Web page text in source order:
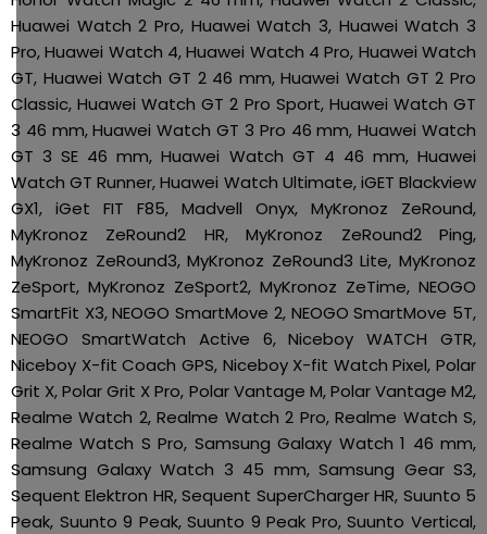
Huawei Watch 2 Pro, Huawei Watch 3, Huawei Watch 3
Pro, Huawei Watch 4, Huawei Watch 4 Pro, Huawei Watch
GT, Huawei Watch GT 2 46 mm, Huawei Watch GT 2 Pro
Classic, Huawei Watch GT 2 Pro Sport, Huawei Watch GT
3 46 mm, Huawei Watch GT 3 Pro 46 mm, Huawei Watch
GT 3 SE 46 mm, Huawei Watch GT 4 46 mm, Huawei
Watch GT Runner, Huawei Watch Ultimate, iGET Blackview
GX1, iGet FIT F85, Madvell Onyx, MyKronoz ZeRound,
MyKronoz ZeRound2 HR, MyKronoz ZeRound2 Ping,
MyKronoz ZeRound3, MyKronoz ZeRound3 Lite, MyKronoz
ZeSport, MyKronoz ZeSport2, MyKronoz ZeTime, NEOGO
SmartFit X3, NEOGO SmartMove 2, NEOGO SmartMove 5T,
NEOGO SmartWatch Active 6, Niceboy WATCH GTR,
Niceboy X-fit Coach GPS, Niceboy X-fit Watch Pixel, Polar
Grit X, Polar Grit X Pro, Polar Vantage M, Polar Vantage M2,
Realme Watch 2, Realme Watch 2 Pro, Realme Watch S,
Realme Watch S Pro, Samsung Galaxy Watch 1 46 mm,
Samsung Galaxy Watch 3 45 mm, Samsung Gear S3,
Sequent Elektron HR, Sequent SuperCharger HR, Suunto 5
Peak, Suunto 9 Peak, Suunto 9 Peak Pro, Suunto Vertical,